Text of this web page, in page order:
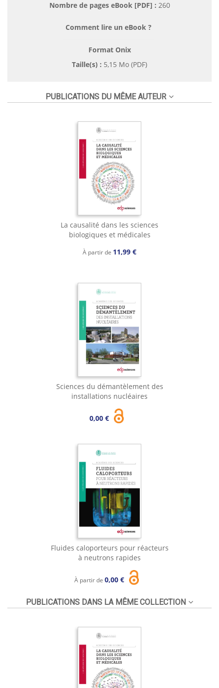
Nombre de pages eBook [PDF] : 260
Comment lire un eBook ?
Format Onix
Taille(s) : 5,15 Mo (PDF)
PUBLICATIONS DU MÊME AUTEUR
La causalité dans les sciences
biologiques et médicales
À partir de 11,99 €
Sciences du démantèlement des
installations nucléaires
0,00 €
Fluides caloporteurs pour réacteurs
à neutrons rapides
À partir de 0,00 €
PUBLICATIONS DANS LA MÊME COLLECTION